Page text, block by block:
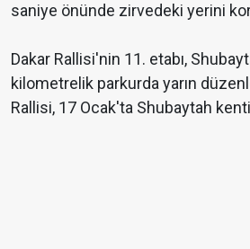
saniye önünde zirvedeki yerini
Dakar Rallisi'nin 11. etabı,
kilometrelik parkurda yarın
Rallisi, 17 Ocak'ta Shubaytah